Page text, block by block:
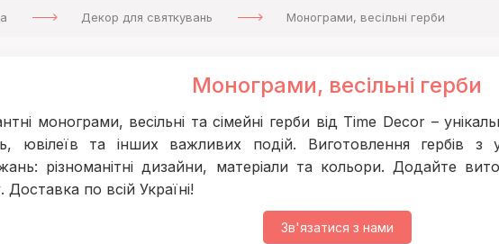
Декор для святкувань Монограми, весільні герби
Монограми, весільні герби
монограми, весільні та сімейні герби від Time Decor –
ювілеїв та інших важливих подій. Виготовлення гербів з
різноманітні дизайни, матеріали та кольори. Додайте
Доставка по всій Україні!
Зв'язатися з нами